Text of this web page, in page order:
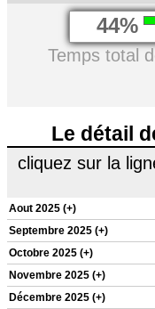
44%
Temps total
Le détail
cliquez sur la
Aout 2025 (+)
Septembre 2025 (+)
Octobre 2025 (+)
Novembre 2025 (+)
Décembre 2025 (+)